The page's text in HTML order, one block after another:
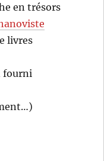
en trésors
livres
fourni